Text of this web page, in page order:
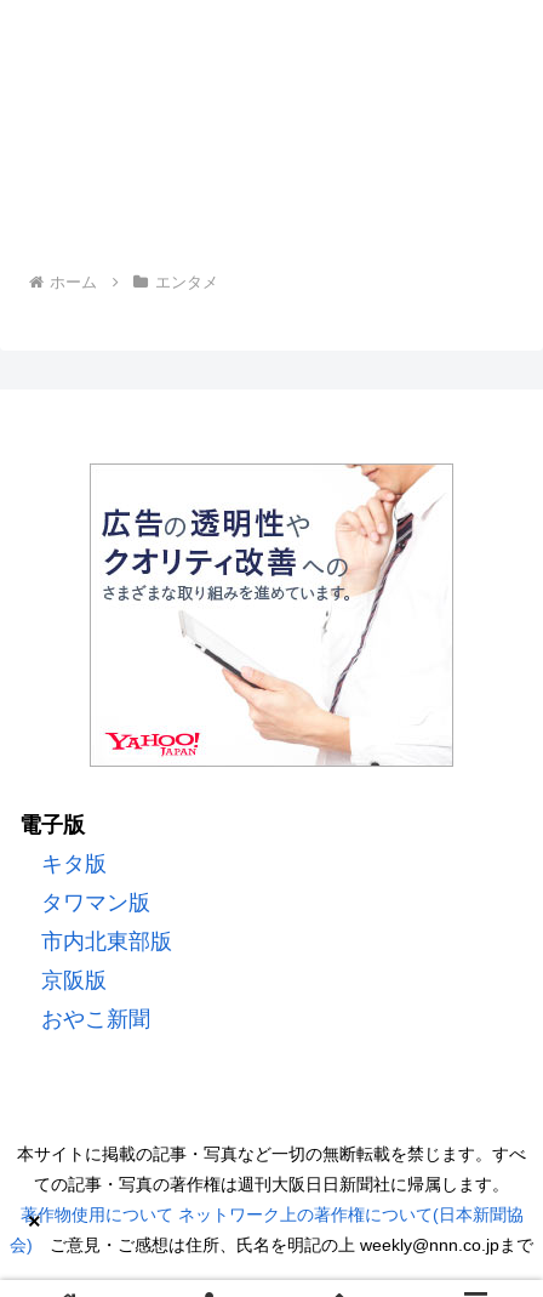
ホーム エンタメ
×
電子版
キタ版
タワマン版
市内北東部版
京阪版
おやこ新聞
本サイトに掲載の記事・写真など一切の無断転載を禁じます。すべ
ての記事・写真の著作権は週刊大阪日日新聞社に帰属します。
著作物使用について ネットワーク上の著作権について(日本新聞協
会) ご意見・ご感想は住所、氏名を明記の上 weekly@nnn.co.jpまで